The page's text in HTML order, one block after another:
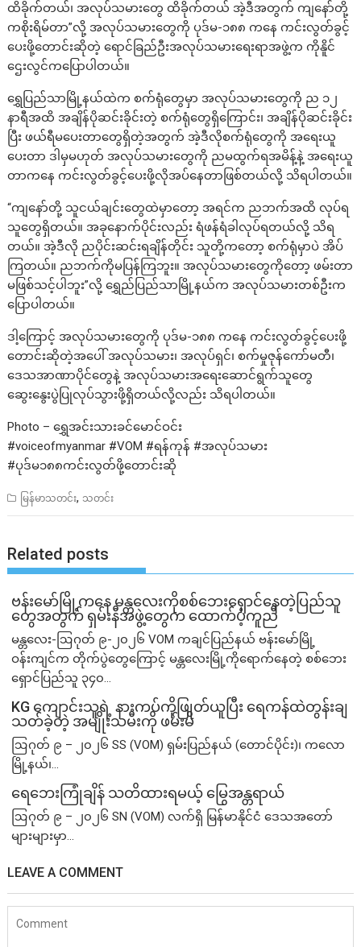
ထိခိုက်တယ်၊ အလုပ်သမားတွေ ထိခိုက်တယ် အဲ့ဒီအတွက် ကျနော်တို့
ကစိုးရိမ်တာ”လို့ အလုပ်သမားတွေကို ပုဒ်မ-၁၈၈ ကနေ ကင်းလွတ်ခွင့်
ပေးဖို့တောင်းဆိုတဲ့ ရောင်ခြည်ဦးအလုပ်သမားရေးရာအဖွဲ့က ကိုနိူင်
ဌေးလွင်ကပြောပါတယ်။
ရွှေပြည်သာမြို့နယ်ထဲက စက်ရုံတွေမှာ အလုပ်သမားတွေကို ည ၁၂
နာရီအထိ အချိန်ပိုဆင်းခိုင်းတဲ့ စက်ရုံတွေရှိကြောင်း၊ အချိန်ပိုဆင်းခိုင်း
ပြီး ဖယ်ရီမပေးတာတွေရှိတဲ့အတွက် အဲ့ဒီလိုစက်ရုံတွေကို အရေးယူ
ပေးတာ ဒါမှမဟုတ် အလုပ်သမားတွေကို ညမထွက်ရအမိန့်နဲ့ အရေးယူ
တာကနေ ကင်းလွတ်ခွင့်ပေးဖို့လိုအပ်နေတာဖြစ်တယ်လို့ သိရပါတယ်။
“ကျနော်တို့ သူငယ်ချင်းတွေထဲမှာတော့ အရင်က ညဘက်အထိ လုပ်ရ
သူတွေရှိတယ်။ အခုနောက်ပိုင်းလည်း ရံဖန်ရံခါလုပ်ရတယ်လို့ သိရ
တယ်။ အဲ့ဒီလို ညပိုင်းဆင်းရချိန်တိုင်း သူတို့ကတော့ စက်ရုံမှာပဲ အိပ်
ကြတယ်။ ညဘက်ကိုမပြန်ကြဘူး။ အလုပ်သမားတွေကိုတော့ ဖမ်းတာ
မဖြစ်သင့်ပါဘူး”လို့ ရွှေည်ပြည်သာမြို့နယ်က အလုပ်သမားတစ်ဦးက
ပြောပါတယ်။
ဒါ့ကြောင့် အလုပ်သမားတွေကို ပုဒ်မ-၁၈၈ ကနေ ကင်းလွတ်ခွင့်ပေးဖို့
တောင်းဆိုတဲ့အပေါ် အလုပ်သမား၊ အလုပ်ရှင်၊ စက်မှုဇုန်ကော်မတီ၊
ဒေသအာဏာပိုင်တွေနဲ့ အလုပ်သမားအရေးဆောင်ရွက်သူတွေ
ဆွေးနွေးပွဲပြုလုပ်သွားဖို့ရှိတယ်လို့လည်း သိရပါတယ်။
Photo – ရွှေအင်းသားခင်မောင်ဝင်း
#voiceofmyanmar #VOM #ရန်ကုန် #အလုပ်သမား
#ပုဒ်မ၁၈၈ကင်းလွတ်ဖို့တောင်းဆို
မြန်မာသတင်း, သတင်း
Related posts
ဗန်းမော်မြို့ကနေ မန္တလေးကိုစစ်ဘေးရှောင်နေတဲ့ပြည်သူ
တွေအတွက် ရှမ်းနီအဖွဲ့တွေက ထောက်ပံ့ကူညီ
မန္တလေး-ဩဂုတ် ၉-၂၀၂၆ VOM ကချင်ပြည်နယ် ဗန်းမော်မြို့
ဝန်းကျင်က တိုက်ပွဲတွေကြောင့် မန္တလေးမြို့ကိုရောက်နေတဲ့ စစ်ဘေး
ရှောင်ပြည်သူ ၃၄၀...
KG ကျောင်းသူရဲ့ နားကပ်ကိုဖြုတ်ယူပြီး ရေကန်ထဲတွန်းချ
သတ်ခဲ့တဲ့ အမျိုးသမီးကို ဖမ်းမိ
ဩဂုတ် ၉ – ၂၀၂၆ SS (VOM) ရှမ်းပြည်နယ် (တောင်ပိုင်း)၊ ကလော
မြို့နယ်၊...
ရေဘေးကြုံချိန် သတိထားရမယ့် မြွေအန္တရာယ်
ဩဂုတ် ၉ – ၂၀၂၆ SN (VOM) လက်ရှိ မြန်မာနိုင်ငံ ဒေသအတော်
များများမှာ...
LEAVE A COMMENT